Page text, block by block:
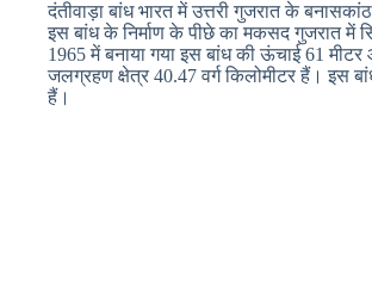
दंतीवाड़ा बांध भारत में उत्तरी गुजरात के
इस बांध के निर्माण के पीछे का मकसद गुजरात में
1965 में बनाया गया इस बांध की ऊंचाई 61
जलग्रहण क्षेत्र 40.47 वर्ग किलोमीटर हैं। इस
हैं।